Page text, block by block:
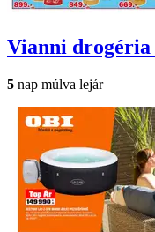
Vianni drogéria
5 nap múlva lejár